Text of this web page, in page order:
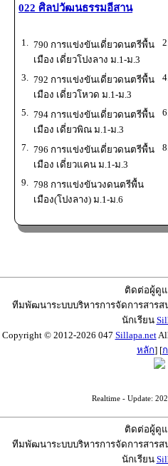
022 ศิลปวัฒนธรรมอีสาน
1.
790 การแข่งขันเดี่ยวดนตรีพื้น
เมือง เดี่ยวโปงลาง ม.1-ม.3
2.
3.
792 การแข่งขันเดี่ยวดนตรีพื้น
เมือง เดี่ยวโหวด ม.1-ม.3
4.
5.
794 การแข่งขันเดี่ยวดนตรีพื้น
เมือง เดี่ยวพิณ ม.1-ม.3
6.
7.
796 การแข่งขันเดี่ยวดนตรีพื้น
เมือง เดี่ยวแคน ม.1-ม.3
8.
9.
798 การแข่งขันวงดนตรีพื้น
เมือง(โปงลาง) ม.1-ม.6
ติดต่อผู้ดูแ
ทีมพัฒนาระบบบริหารการจัดการสาร
นักเรียน
Copyright © 2012-2026 047 Sillapa.netAll
หลัก] [
Realtime - Update:
ติดต่อผู้ดูแ
ทีมพัฒนาระบบบริหารการจัดการสาร
นักเรียน